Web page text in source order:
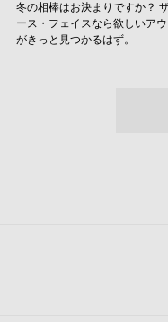
冬の相棒はお決まりですか？
ース・フェイスなら欲しいア
がきっと見つかるはず。